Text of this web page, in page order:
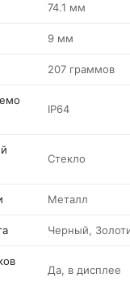
74.1 мм
9 мм
207 граммов
IP64
Стекло
Металл
Черный,
Да, в дисплее